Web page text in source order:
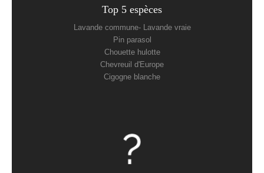
Top 5 espèces
Lavande commune- Lavande vraie
Pin parasol
Chouette hulotte
Chevreuil d'Europe
Cigogne blanche